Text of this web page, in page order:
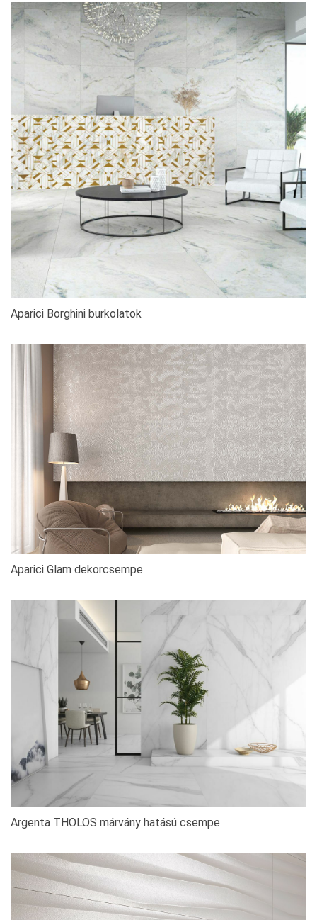
Aparici Borghini burkolatok
Aparici Glam dekorcsempe
Argenta THOLOS márvány hatású csempe